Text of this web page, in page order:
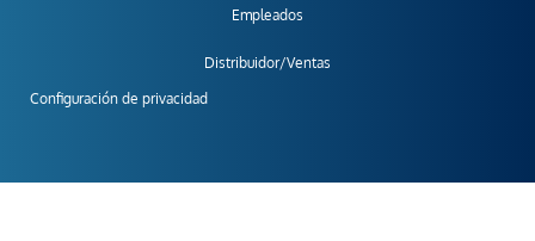
Empleados
Distribuidor/Ventas
Configuración de privacidad